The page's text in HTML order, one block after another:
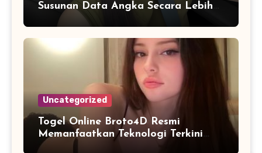
Susunan Data Angka Secara Lebih
Praktis dan Efisien
Uncategorized
Togel Online Broto4D Resmi
Memanfaatkan Teknologi Terkini
untuk Meningkatkan Kualitas